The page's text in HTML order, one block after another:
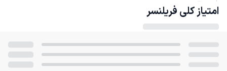
امتیاز کلی فریلنسر